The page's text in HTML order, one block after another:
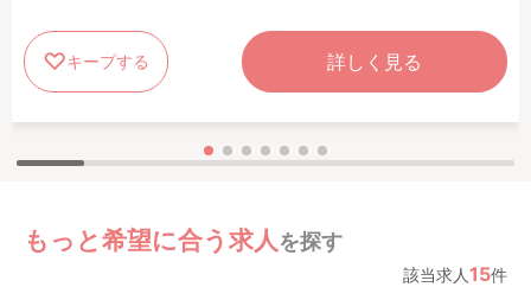
キープする 詳しく見る
もっと希望に合う求人 を探す
該当求人15件